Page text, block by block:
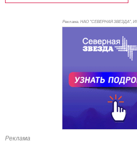
Реклама. НАО "СЕВЕРНАЯ ЗВЕЗДА",
Реклама